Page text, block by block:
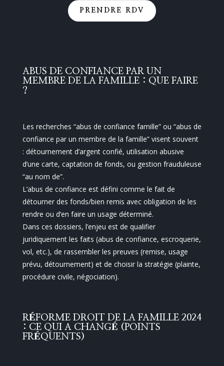
PRENDRE RDV
ABUS DE CONFIANCE PAR UN
MEMBRE DE LA FAMILLE : QUE FAIRE
?
Les recherches “abus de confiance famille” ou “abus de
confiance par un membre de la famille” visent souvent
: détournement d’argent confié, utilisation abusive
d’une carte, captation de fonds, ou gestion frauduleuse
“au nom de”.
L’abus de confiance est défini comme le fait de
détourner des fonds/bien remis avec obligation de les
rendre ou d’en faire un usage déterminé.
Dans ces dossiers, l’enjeu est de qualifier
juridiquement les faits (abus de confiance, escroquerie,
vol, etc.), de rassembler les preuves (remise, usage
prévu, détournement) et de choisir la stratégie (plainte,
procédure civile, négociation).
RÉFORME DROIT DE LA FAMILLE 2024
: CE QUI A CHANGÉ (POINTS
FRÉQUENTS)